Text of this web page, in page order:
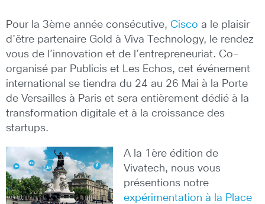
Pour la 3ème année consécutive, Cisco a le plaisir
d’être partenaire Gold à Viva Technology, le rendez
vous de l’innovation et de l’entrepreneuriat. Co-
organisé par Publicis et Les Echos, cet événement
international se tiendra du 24 au 26 Mai à la Porte
de Versailles à Paris et sera entièrement dédié à la
transformation digitale et à la croissance des
startups.
A la 1ère édition de
Vivatech, nous vous
présentions notre
expérimentation à la Place